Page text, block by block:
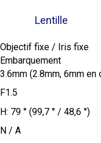
Lentille
Objectif fixe / Iris fixe
Embarquement
3.6mm (2.8mm, 6mm en
F1.5
H: 79 ° (99,7 ° / 48,6 °)
N / A